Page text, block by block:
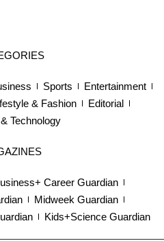
Sports
Entertainment
& Fashion
Editorial
Technology
Career Guardian
Midweek Guardian
Kids+Science Guardian